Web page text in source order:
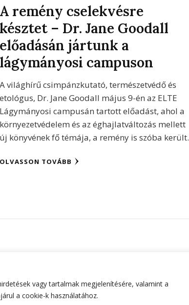
vagy tartalmak megjelenítésére, valamint a
a cookie-k használatához.
A remény cselekvésre
késztet – Dr. Jane Goodall
előadásán jártunk a
lágymányosi campuson
A világhírű csimpánzkutató, természetvédő és
etológus, Dr. Jane Goodall május 9-én az ELTE
Lágymányosi campusán tartott előadást, ahol a
környezetvédelem és az éghajlatváltozás mellett
új könyvének fő témája, a remény is szóba került.
OLVASSON TOVÁBB
Fashion | Fejlesztette